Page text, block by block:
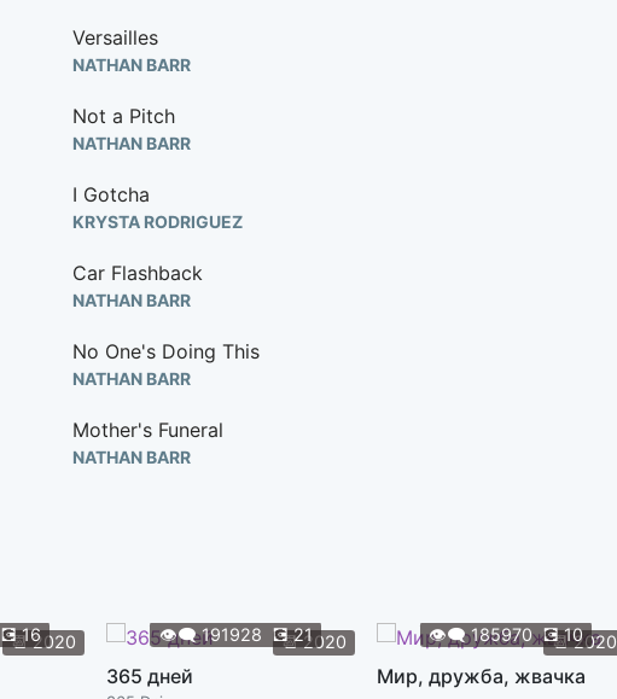
Versailles
NATHAN BARR
Not a Pitch
NATHAN BARR
I Gotcha
KRYSTA RODRIGUEZ
Car Flashback
NATHAN BARR
No One's Doing This
NATHAN BARR
Mother's Funeral
NATHAN BARR
Liza's Wedding
NATHAN BARR
📆2020
💽16 📆2020
👁️‍🗨️191928 💽21
365 дней
📆2020
👁️‍🗨️185970 💽10
Мир, дружба, жвачка